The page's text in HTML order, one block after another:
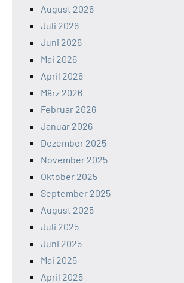
August 2026
Juli 2026
Juni 2026
Mai 2026
April 2026
März 2026
Februar 2026
Januar 2026
Dezember 2025
November 2025
Oktober 2025
September 2025
August 2025
Juli 2025
Juni 2025
Mai 2025
April 2025